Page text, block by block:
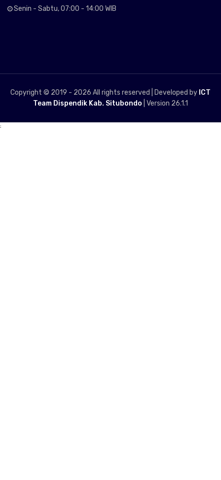
Senin - Sabtu, 07:00 - 14:00 WIB
Copyright © 2019 - 2026 All rights reserved | Developed by ICT
Team Dispendik Kab. Situbondo | Version 26.1.1
;